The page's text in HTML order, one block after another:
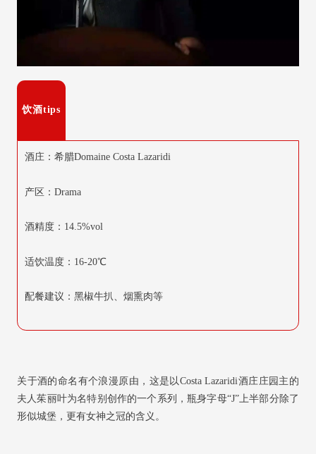
饮酒tips
酒庄：希腊Domaine Costa Lazaridi
产区：Drama
酒精度：14.5%vol
适饮温度：16-20℃
配餐建议：黑椒牛扒、烟熏肉等
关于酒的命名有个浪漫原由，这是以Costa Lazaridi酒庄庄园主的
夫人茱丽叶为名特别创作的一个系列，瓶身字母“J”上半部分除了
形似城堡，更有女神之冠的含义。